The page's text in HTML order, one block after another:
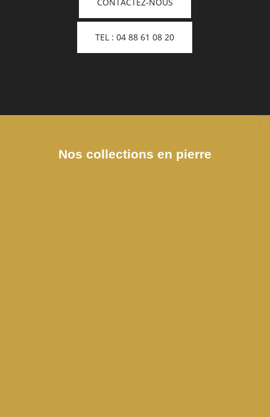
TEL : 04 88 61 08 20
Nos collections en pierre